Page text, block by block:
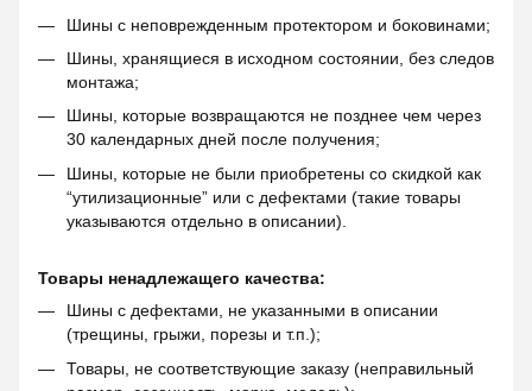
Шины с неповрежденным протектором и боковинами;
Шины, хранящиеся в исходном состоянии, без следов
монтажа;
Шины, которые возвращаются не позднее чем через
30 календарных дней после получения;
Шины, которые не были приобретены со скидкой как
“утилизационные” или с дефектами (такие товары
указываются отдельно в описании).
Товары ненадлежащего качества:
Шины с дефектами, не указанными в описании
(трещины, грыжи, порезы и т.п.);
Товары, не соответствующие заказу (неправильный